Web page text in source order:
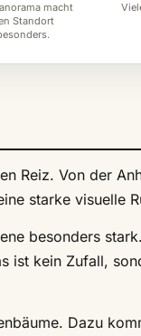
macht
Standort
Reiz. Von der
starke visuelle
besonders
ist kein Zufall,
Dazu